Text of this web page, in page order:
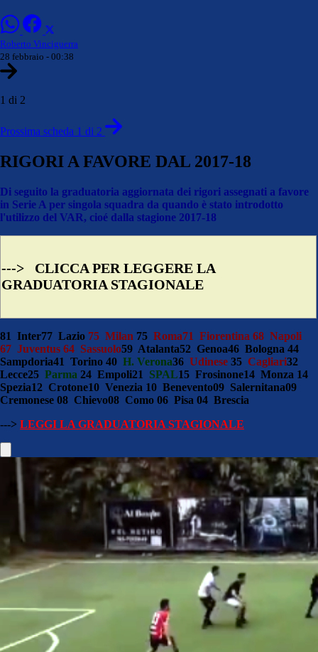
Roberto Vinciguerra
28 febbraio - 00:38
1 di 2
Prossima scheda 1 di 2
RIGORI A FAVORE DAL 2017-18
Di seguito la graduatoria aggiornata dei rigori assegnati a favore
in Serie A per singola squadra da quando è stato introdotto
l'utilizzo del VAR, cioé dalla stagione 2017-18
---> CLICCA PER LEGGERE LA
GRADUATORIA STAGIONALE
81 Inter77 Lazio 75 Milan 75 Roma71 Fiorentina 68 Napoli
67 Juventus 64 Sassuolo59 Atalanta52 Genoa46 Bologna 44
Sampdoria41 Torino 40 H. Verona36 Udinese 35 Cagliari32
Lecce25 Parma 24 Empoli21 SPAL15 Frosinone14 Monza 14
Spezia12 Crotone10 Venezia 10 Benevento09 Salernitana09
Cremonese 08 Chievo08 Como 06 Pisa 04 Brescia
---> LEGGI LA GRADUATORIA STAGIONALE